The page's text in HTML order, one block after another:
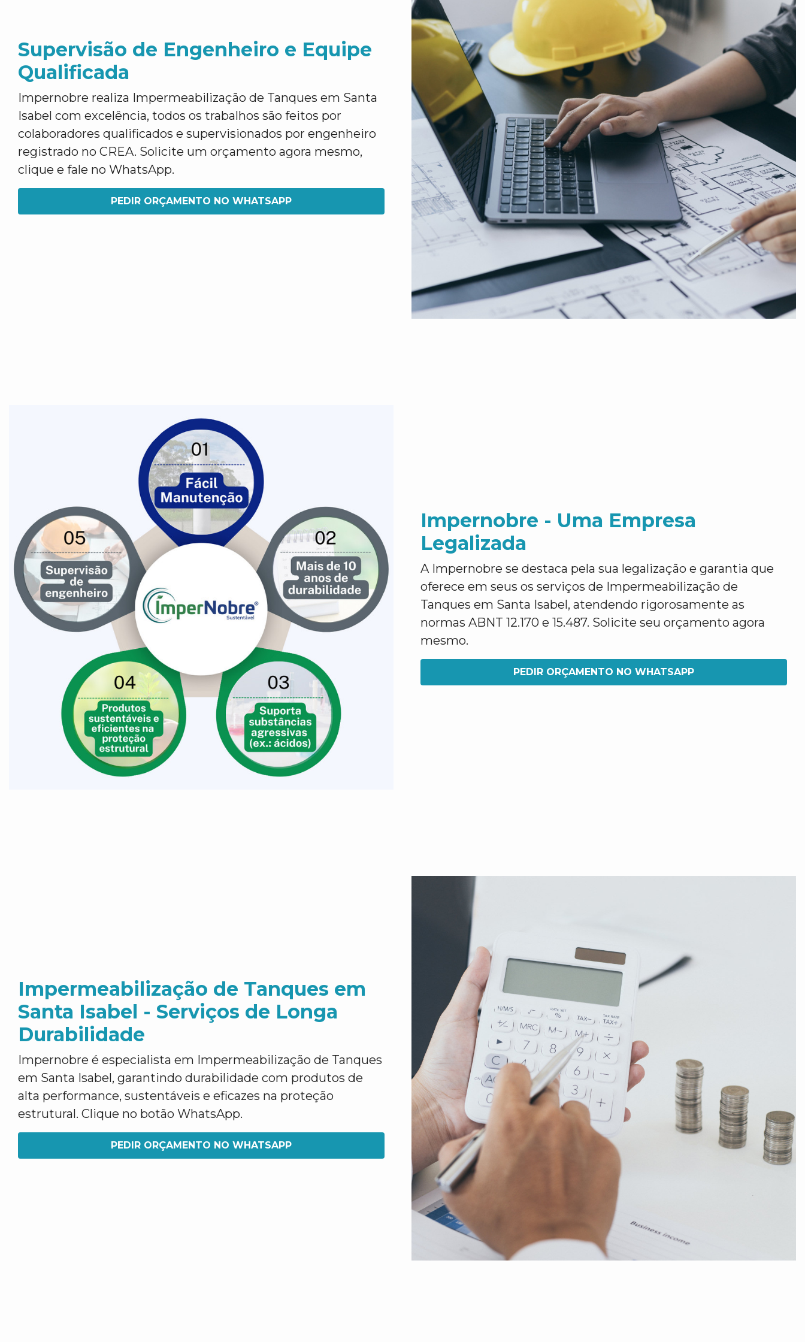
Supervisão de Engenheiro e Equipe
Qualificada
Impernobre realiza Impermeabilização de Tanques em Santa
Isabel com excelência, todos os trabalhos são feitos por
colaboradores qualificados e supervisionados por engenheiro
registrado no CREA. Solicite um orçamento agora mesmo,
clique e fale no WhatsApp.
PEDIR ORÇAMENTO NO WHATSAPP
Impernobre - Uma Empresa
Legalizada
A Impernobre se destaca pela sua legalização e garantia que
oferece em seus os serviços de Impermeabilização de
Tanques em Santa Isabel, atendendo rigorosamente as
normas ABNT 12.170 e 15.487. Solicite seu orçamento agora
mesmo.
PEDIR ORÇAMENTO NO WHATSAPP
Impermeabilização de Tanques em
Santa Isabel - Serviços de Longa
Durabilidade
Impernobre é especialista em Impermeabilização de Tanques
em Santa Isabel, garantindo durabilidade com produtos de
alta performance, sustentáveis e eficazes na proteção
estrutural. Clique no botão WhatsApp.
PEDIR ORÇAMENTO NO WHATSAPP